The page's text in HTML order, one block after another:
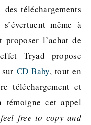
téléchargements
même à
proposer l’achat de
Tryad propose
CD Baby, tout en
téléchargement et
témoigne cet appel
free to copy and